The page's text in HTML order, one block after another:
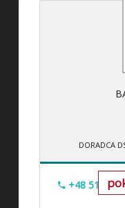
DORADCA
+48 515-